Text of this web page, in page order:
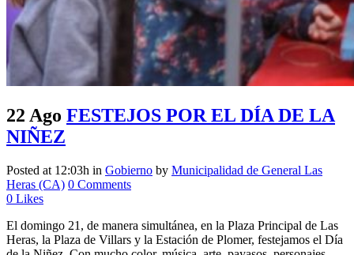
22 Ago FESTEJOS POR EL DÍA DE LA
NIÑEZ
Posted at 12:03h in Gobierno by Municipalidad de General Las
Heras (CA) 0 Comments
0 Likes
El domingo 21, de manera simultánea, en la Plaza Principal de Las
Heras, la Plaza de Villars y la Estación de Plomer, festejamos el Día